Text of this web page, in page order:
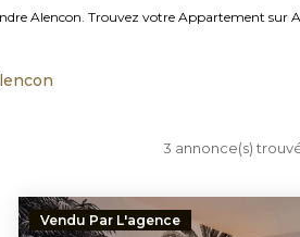
Alencon. Trouvez votre Appartement sur
3 annonce(s)
Vendu Par L'agence